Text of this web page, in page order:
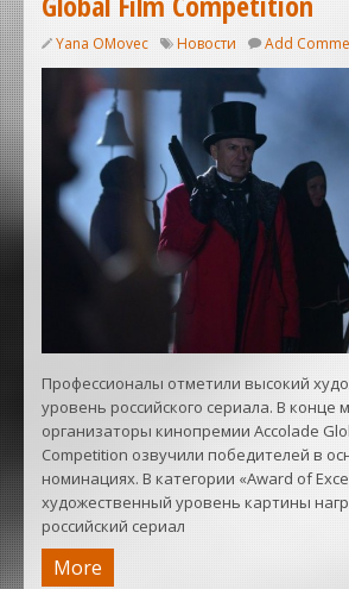
Yana OMovec Новости Add
Профессионалы отметили высокий
уровень российского сериала. В конце
организаторы кинопремии Accolade
Competition озвучили победителей в
номинациях. В категории «Award of
художественный уровень картины
российский сериал
More